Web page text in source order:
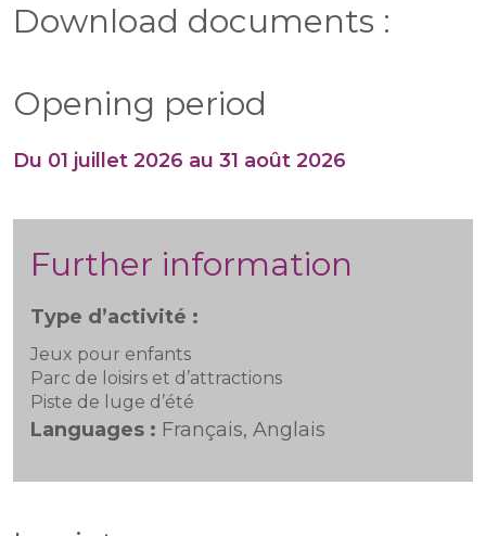
Download documents :
Opening period
Du 01 juillet 2026 au 31 août 2026
Further information
Type d’activité :
Jeux pour enfants
Parc de loisirs et d’attractions
Piste de luge d’été
Languages : Français, Anglais